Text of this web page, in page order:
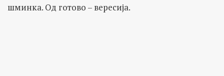
шминка. Од готово – вересија.